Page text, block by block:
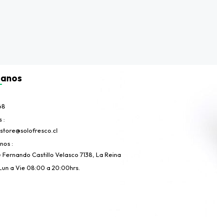
Fernando Castillo Velasco 7138, La Reina
a Vie 08:00 a 20:00hrs.